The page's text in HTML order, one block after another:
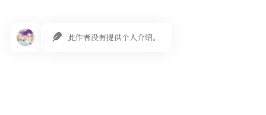
此作者没有提供个人介绍。